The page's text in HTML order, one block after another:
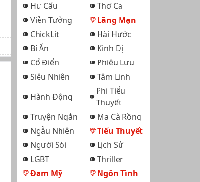
Hư Cấu
Thơ Ca
Viễn Tưởng
Lãng Mạn
ChickLit
Hài Hước
Bí Ẩn
Kinh Dị
Cổ Điển
Phiêu Lưu
Siêu Nhiên
Tâm Linh
Hành Động
Phi Tiểu
Thuyết
Truyện Ngắn
Ma Cà Rồng
Ngẫu Nhiên
Tiểu Thuyết
Người Sói
Lịch Sử
LGBT
Thriller
Đam Mỹ
Ngôn Tình